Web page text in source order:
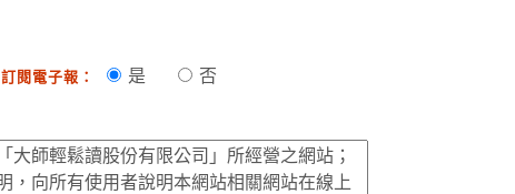
訂閱電子報： 是 否